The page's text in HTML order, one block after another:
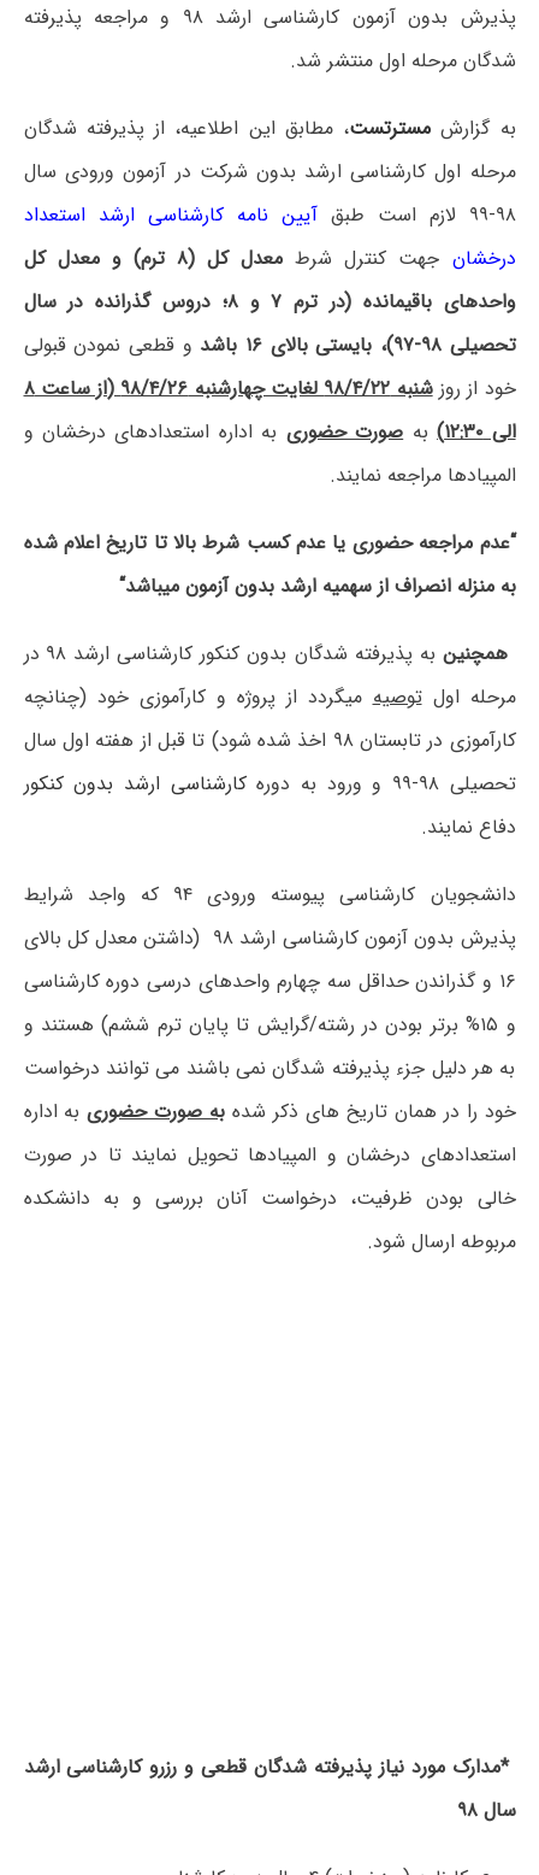
پذیرش بدون آزمون کارشناسی ارشد ۹۸ و مراجعه پذیرفته
شدگان مرحله اول منتشر شد.
به گزارش مسترتست، مطابق این اطلاعیه، از پذیرفته ­شدگان
مرحله اول کارشناسی ­ارشد بدون شرکت در آزمون ورودی سال
۹۸-۹۹ لازم است طبق
آیین نامه کارشناسی ارشد استعداد
درخشان جهت کنترل شرط
معدل کل (۸ ترم) و معدل کل
واحدهای باقیمانده (در ترم ۷ و ۸؛ دروس گذرانده در سال
تحصیلی ۹۸-۹۷)، بایستی بالای ۱۶ باشد
و قطعی نمودن قبولی
خود از روز
شنبه ۹۸/۴/۲۲ لغایت چهارشنبه ۹۸/۴/۲۶ (از ساعت ۸
الی ۱۲:۳۰
)بهصورت حضوری به اداره استعدادهای درخشان و
المپیادها مراجعه نمایند.
“عدم مراجعه حضوری یا عدم کسب شرط بالا تا تاریخ اعلام شده
به منزله انصراف از سهمیه ارشد بدون آزمون می­باشد“
همچنین
به پذیرفته ­شدگان بدون کنکور کارشناسی­ ارشد ۹۸ در
مرحله اولتوصیهمی­گردد از پروژه و کارآموزی خود (چنانچه
کارآموزی در تابستان ۹۸ اخذ شده شود) تا قبل از هفته اول سال
تحصیلی ۹۸-۹۹ و ورود به دوره
کارشناسی ارشد بدون کنکور
دفاع نمایند.
دانشجویان کارشناسی پیوسته ورودی ۹۴ که واجد شرایط
پذیرش بدون آزمون کارشناسی­ ارشد ۹۸ (داشتن معدل کل بالای
۱۶ و گذراندن حداقل سه چهارم واحدهای درسی دوره کارشناسی
و ۱۵% برتر بودن در رشته/گرایش تا پایان ترم ششم) هستند و
به هر دلیل جزء پذیرفته شدگان نمی­ باشند می­ توانند درخواست
خود را در همان تاریخ ­های ذکر شده به صورت حضوریبه اداره
استعدادهای درخشان و المپیادها تحویل نمایند تا در صورت
خالی بودن ظرفیت، درخواست آنان بررسی و به دانشکده
مربوطه ارسال شود.
*مدارک مورد نیاز پذیرفته ­شدگان قطعی و رزرو کارشناسی­ ارشد
سال ۹۸